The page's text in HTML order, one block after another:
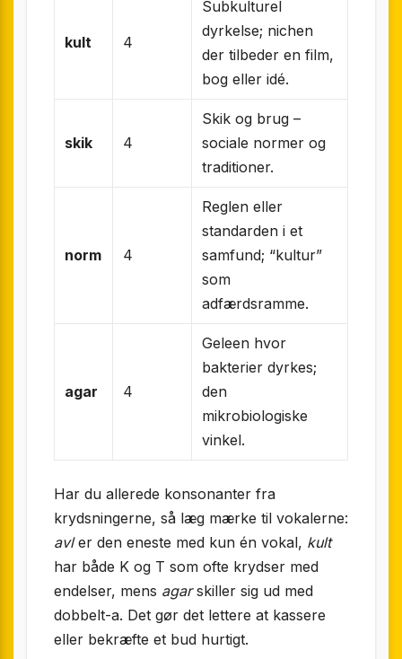
kult 4
Subkulturel
dyrkelse; nichen
der tilbeder en film,
bog eller idé.
skik 4
Skik og brug –
sociale normer og
traditioner.
norm 4
Reglen eller
standarden i et
samfund; “kultur”
som
adfærdsramme.
agar 4
Geleen hvor
bakterier dyrkes;
den
mikrobiologiske
vinkel.
Har du allerede konsonanter fra
krydsningerne, så læg mærke til vokalerne:
avler den eneste med kun én vokal, kult
har både K og T som ofte krydser med
endelser, mens agarskiller sig ud med
dobbelt-a. Det gør det lettere at kassere
eller bekræfte et bud hurtigt.